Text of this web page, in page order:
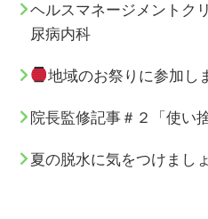
ヘルスマネージメント
尿病内科
地域のお祭りに参加し
院長監修記事＃２「使い
夏の脱水に気をつけまし